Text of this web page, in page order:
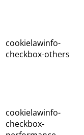
cookielawinfo-
checkbox-others
cookielawinfo-
checkbox-